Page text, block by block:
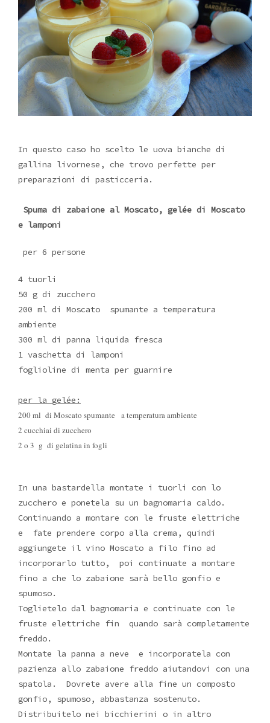
In questo caso ho scelto le uova bianche di
gallina livornese, che trovo perfette per
preparazioni di pasticceria.
Spuma di zabaione al Moscato, gelée di Moscato
e lamponi
per 6 persone
4 tuorli
50 g di zucchero
200 ml di Moscato spumante a temperatura
ambiente
300 ml di panna liquida fresca
1 vaschetta di lamponi
foglioline di menta per guarnire
per la gelée:
200 ml di Moscato spumante a temperatura ambiente
2 cucchiai di zucchero
2 o 3 g di gelatina in fogli
In una bastardella montate i tuorli con lo
zucchero e ponetela su un bagnomaria caldo.
Continuando a montare con le fruste elettriche
e fate prendere corpo alla crema, quindi
aggiungete il vino Moscato a filo fino ad
incorporarlo tutto, poi continuate a montare
fino a che lo zabaione sarà bello gonfio e
spumoso.
Toglietelo dal bagnomaria e continuate con le
fruste elettriche fin quando sarà completamente
freddo.
Montate la panna a neve e incorporatela con
pazienza allo zabaione freddo aiutandovi con una
spatola. Dovrete avere alla fine un composto
gonfio, spumoso, abbastanza sostenuto.
Distribuitelo nei bicchierini o in altro